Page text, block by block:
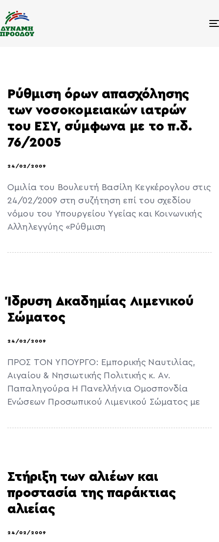
Ρύθμιση όρων απασχόλησης
των νοσοκομειακών ιατρών
του ΕΣΥ, σύμφωνα με το π.δ.
76/2005
24/02/2009
Ομιλία του Βουλευτή Βασίλη Κεγκέρογλου στις
24/02/2009 στη συζήτηση επί του σχεδίου
νόμου του Υπουργείου Υγείας και Κοινωνικής
Αλληλεγγύης «Ρύθμιση
Ίδρυση Ακαδημίας Λιμενικού
Σώματος
24/02/2009
ΠΡΟΣ ΤΟΝ ΥΠΟΥΡΓΟ: Εμπορικής Ναυτιλίας,
Αιγαίου & Νησιωτικής Πολιτικής κ. Αν.
Παπαληγούρα Η Πανελλήνια Ομοσπονδία
Ενώσεων Προσωπικού Λιμενικού Σώματος με
Στήριξη των αλιέων και
προστασία της παράκτιας
αλιείας
24/02/2009